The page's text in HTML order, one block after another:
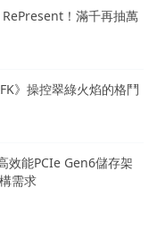
！滿千再抽萬
》操控翠綠火焰的格鬥
效能PCIe Gen6儲存架
需求